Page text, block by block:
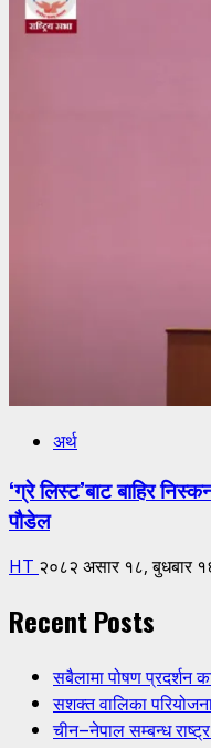
अर्थ
‘ग्रे लिस्ट’बाट बाहिर
पौडेल
HT २०८२ असार १८, बुधबार
Recent Posts
सबैलामा पोषण प्रदर्शन
सशक्त वालिका
चीन–नेपाल सम्बन्ध